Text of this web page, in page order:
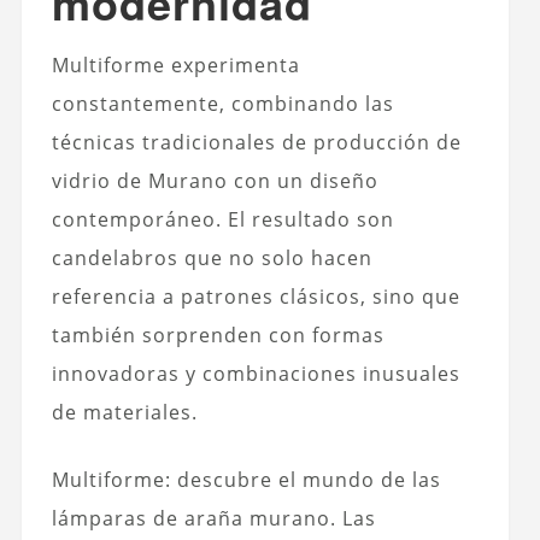
Multiforme experimenta
constantemente, combinando las
técnicas tradicionales de producción de
vidrio de Murano con un diseño
contemporáneo. El resultado son
candelabros que no solo hacen
referencia a patrones clásicos, sino que
también sorprenden con formas
innovadoras y combinaciones inusuales
de materiales.
Multiforme: descubre el mundo de las
lámparas de araña murano. Las